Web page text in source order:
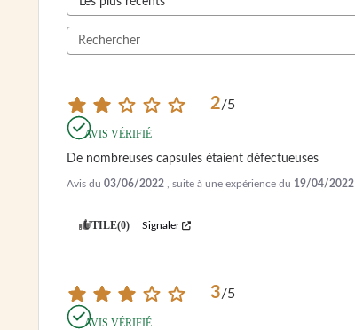
2/5
AVIS VÉRIFIÉ
De nombreuses capsules étaient défectueuses
Avis du 03/06/2022 , suite à une expérience du 19/04/2022
UTILE(0) Signaler
3/5
AVIS VÉRIFIÉ